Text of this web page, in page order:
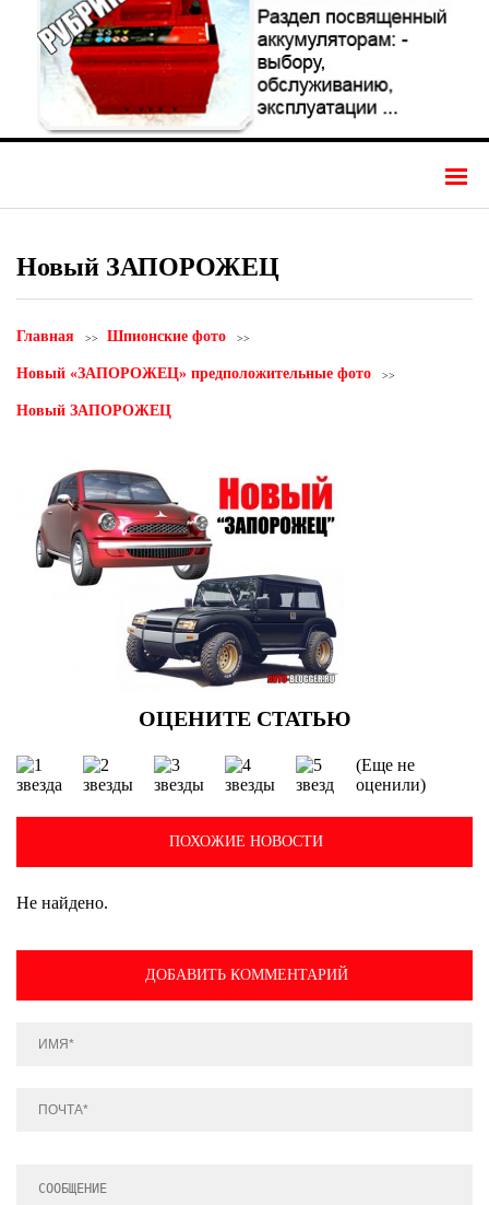
Новый ЗАПОРОЖЕЦ
Главная Шпионские фото
Новый «ЗАПОРОЖЕЦ» предположительные фото
Новый ЗАПОРОЖЕЦ
(Еще не
оценили)
ПОХОЖИЕ НОВОСТИ
Не найдено.
ДОБАВИТЬ КОММЕНТАРИЙ